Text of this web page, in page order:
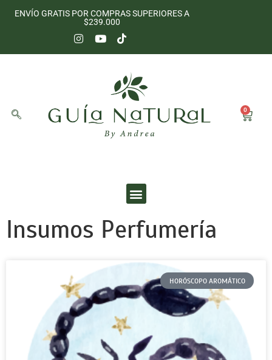
ENVÍO GRATIS POR COMPRAS SUPERIORES A
$239.000
0
Insumos Perfumería
HORÓSCOPO AROMÁTICO